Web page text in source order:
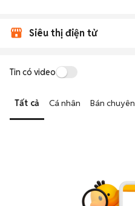
Siêu thị điện tử
Tin có video
Tất cả Cá nhân Bán chuyên